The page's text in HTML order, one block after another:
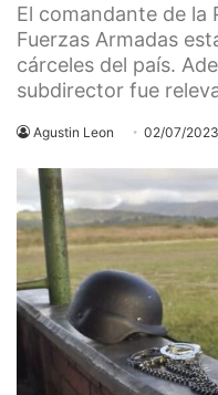
El comandante de la
Fuerzas Armadas
cárceles del país.
subdirector fue
Agustin Leon 02/07/2023